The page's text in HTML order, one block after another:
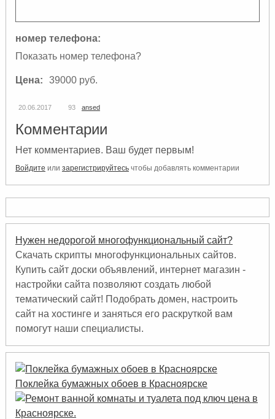
номер телефона:
Показать номер телефона?
Цена: 39000 руб.
20.06.2017 93 ansed
Комментарии
Нет комментариев. Ваш будет первым!
Войдите или зарегистрируйтесьчтобы добавлять комментарии
Нужен недорогой многофункциональный сайт?
Скачать скрипты многофункциональных сайтов.
Купить сайт доски объявлений, интернет магазин -
настройки сайта позволяют создать любой
тематический сайт! Подобрать домен, настроить
сайт на хостинге и заняться его раскруткой вам
помогут наши специалисты.
Поклейка бумажных обоев в Красноярске